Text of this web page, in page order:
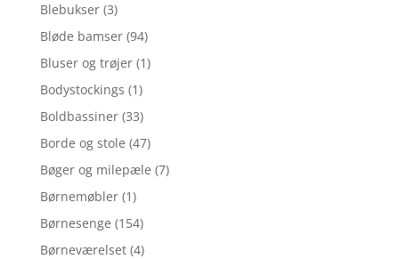
Blebukser (3)
Bløde bamser (94)
Bluser og trøjer (1)
Bodystockings (1)
Boldbassiner (33)
Borde og stole (47)
Bøger og milepæle (7)
Børnemøbler (1)
Børnesenge (154)
Børneværelset (4)